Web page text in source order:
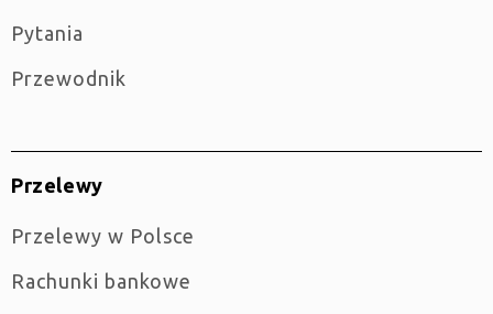
Pytania
Przewodnik
Przelewy
Przelewy w Polsce
Rachunki bankowe